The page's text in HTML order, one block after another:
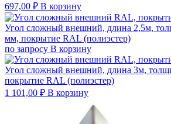
697,00 ₽ В корзину
Угол сложный внешний, длина 2,5м,
мм, покрытие RAL (полиэстер)
по запросу В корзину
Угол сложный внешний, длина 3м,
покрытие RAL (полиэстер)
1 101,00 ₽ В корзину